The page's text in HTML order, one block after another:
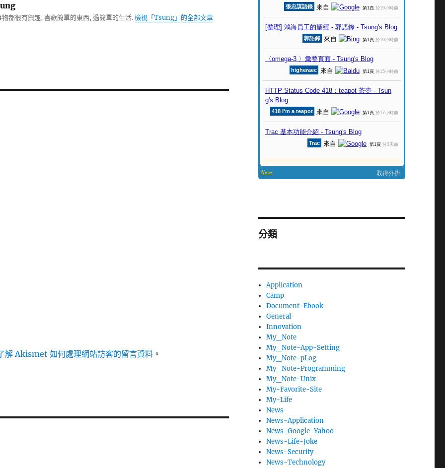
都很有興趣, 喜歡簡單的東西, 過簡單的生活.檢視「Tsung」的全部文章
解 Akismet 如何處理網站訪客的留言資料 。
分類
Application
Camp
Document-Ebook
General
Innovation
My_Note
My_Note-App-Setting
My_Note-pLog
My_Note-Programming
My_Note-Unix
My-Favorite-Site
My-Life
News
News-Application
News-Google-Yahoo
News-Life-Joke
News-Security
News-Technology